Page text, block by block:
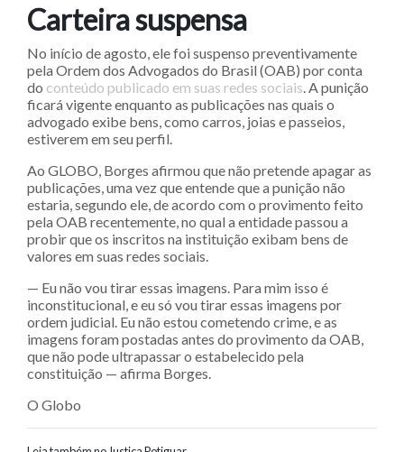
Carteira suspensa
No início de agosto, ele foi suspenso preventivamente
pela Ordem dos Advogados do Brasil (OAB) por conta
do conteúdo publicado em suas redes sociais . A punição
ficará vigente enquanto as publicações nas quais o
advogado exibe bens, como carros, joias e passeios,
estiverem em seu perfil.
Ao GLOBO, Borges afirmou que não pretende apagar as
publicações, uma vez que entende que a punição não
estaria, segundo ele, de acordo com o provimento feito
pela OAB recentemente, no qual a entidade passou a
probir que os inscritos na instituição exibam bens de
valores em suas redes sociais.
— Eu não vou tirar essas imagens. Para mim isso é
inconstitucional, e eu só vou tirar essas imagens por
ordem judicial. Eu não estou cometendo crime, e as
imagens foram postadas antes do provimento da OAB,
que não pode ultrapassar o estabelecido pela
constituição — afirma Borges.
O Globo